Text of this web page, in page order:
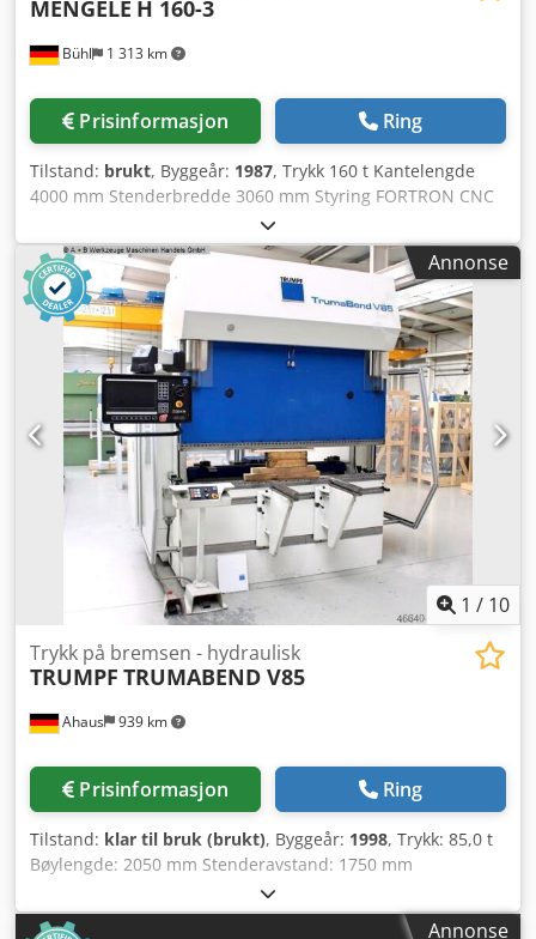
Bühl 1 313 km
MENGELE H 160-3
Prisinformasjon Ring
Tilstand: brukt, Byggeår: 1987, Trykk 160 t Kantelengde
4000 mm Stenderbredde 3060 mm Styring FORTRON CNC
10 H 4 Utsparing 280 mm Slag 250 mm Innbyggingshøyde
500 mm Bordlengde 4050 mm Bordbredde 280 mm
Hastighet ned 70 mm/sek Hastighet opp 68,4 mm/sek
Arbeidshastighet 9 / 3,5 mm/sek Maks. driftstrykk 205 bar
Oljevolum 400 l Total tilført effekt 19,5 kW Maskinvekt ca.
20,8 t Totalvekt inkl. tilbehør 22 t Maskinens dimensjoner L
x B x H 4,8 x 1,88 x 2,93 m Dimensjoner styreskap 1,6 x 0,5
x 2,25 m - 3-akse maskin Csdjtqqr Ropfx Af Horf - med
bombasering - med grafikk Tilbehør: programmerbar
bakanslag, over- og underverktøy, bordforlengere
Annonse
1 / 10
Ahaus 939 km
Trykk på bremsen - hydraulisk
TRUMPF TRUMABEND V85
Prisinformasjon Ring
Tilstand: klar til bruk (brukt), Byggeår: 1998, Trykk: 85,0 t
Bøylengde: 2050 mm Stenderavstand: 1750 mm
Stenderutladning: 410 mm Credpfx Afoxaa Ure Hsf
Slaglengde: 365 mm Innbyggingshøyde: 535 mm
Annonse